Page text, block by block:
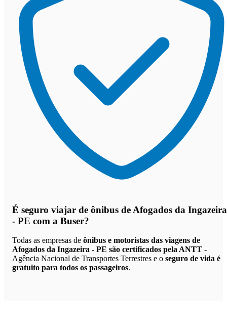
É seguro viajar de ônibus de Afogados da Ingazeira
- PE com a Buser?
Todas as empresas de ônibus e motoristas das viagens de
Afogados da Ingazeira - PE são certificados pela ANTT -
Agência Nacional de Transportes Terrestres e o seguro de vida é
gratuito para todos os passageiros.